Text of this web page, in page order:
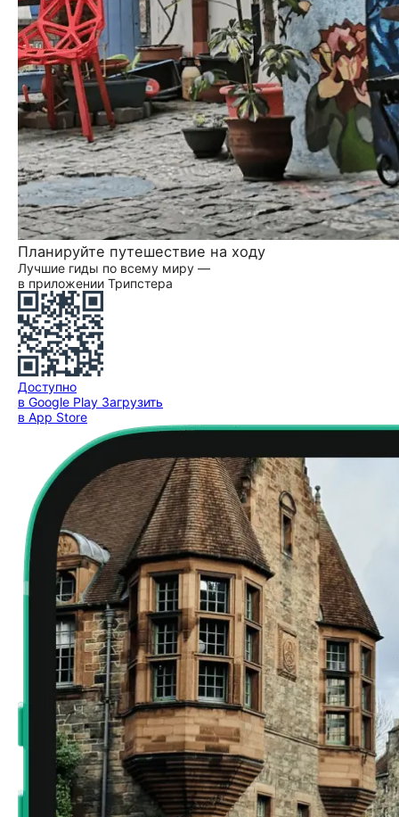
Планируйте путешествие на ходу
Лучшие гиды по всему миру —
в приложении Трипстера
Доступно
в Google Play Загрузить
в App Store